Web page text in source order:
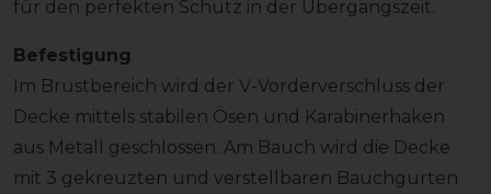
für den perfekten Schutz in der Übergangszeit.
Befestigung
Im Brustbereich wird der V-Vorderverschluss der
Decke mittels stabilen Ösen und Karabinerhaken
aus Metall geschlossen. Am Bauch wird die Decke
mit 3 gekreuzten und verstellbaren Bauchgurten